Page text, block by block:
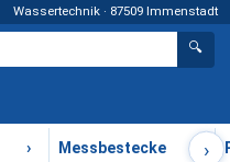
Wassertechnik · 87509 Immenstadt
🔍
› Messbestecke ›